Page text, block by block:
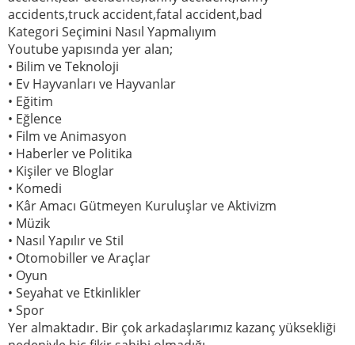
accidents,truck accident,fatal accident,bad
Kategori Seçimini Nasıl Yapmalıyım
Youtube yapısında yer alan;
• Bilim ve Teknoloji
• Ev Hayvanları ve Hayvanlar
• Eğitim
• Eğlence
• Film ve Animasyon
• Haberler ve Politika
• Kişiler ve Bloglar
• Komedi
• Kâr Amacı Gütmeyen Kuruluşlar ve Aktivizm
• Müzik
• Nasıl Yapılır ve Stil
• Otomobiller ve Araçlar
• Oyun
• Seyahat ve Etkinlikler
• Spor
Yer almaktadır. Bir çok arkadaşlarımız kazanç yüksekliği